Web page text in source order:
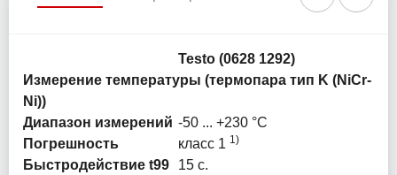
Testo (0628 1292)
Измерение температуры (термопара тип K (NiCr-
Ni))
Диапазон измерений -50 ... +230 °C
Погрешность
класс 1 1)
Быстродействие t99 15 с.